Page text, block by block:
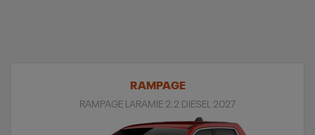
RAMPAGE
RAMPAGE LARAMIE 2.2 DIESEL 2027